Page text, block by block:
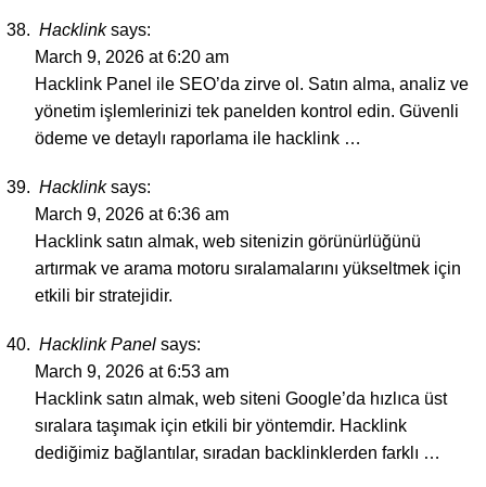
Hacklink says:
March 9, 2026 at 6:20 am
Hacklink Panel ile SEO’da zirve ol. Satın alma, analiz ve
yönetim işlemlerinizi tek panelden kontrol edin. Güvenli
ödeme ve detaylı raporlama ile hacklink …
Hacklink says:
March 9, 2026 at 6:36 am
Hacklink satın almak, web sitenizin görünürlüğünü
artırmak ve arama motoru sıralamalarını yükseltmek için
etkili bir stratejidir.
Hacklink Panel says:
March 9, 2026 at 6:53 am
Hacklink satın almak, web siteni Google’da hızlıca üst
sıralara taşımak için etkili bir yöntemdir. Hacklink
dediğimiz bağlantılar, sıradan backlinklerden farklı …